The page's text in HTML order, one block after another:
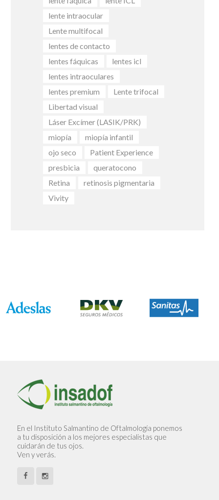
lente intraocular
Lente multifocal
lentes de contacto
lentes fáquicas
lentes icl
lentes intraoculares
lentes premium
Lente trifocal
Libertad visual
Láser Excímer (LASIK/PRK)
miopía
miopía infantil
ojo seco
Patient Experience
presbicia
queratocono
Retina
retinosis pigmentaria
Vivity
En el Instituto Salmantino de Oftalmología ponemos
a tu disposición a los mejores especialistas que
cuidarán de tus ojos.
Ven y verás.